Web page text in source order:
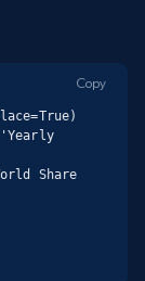
'Yearly
Share
Copy